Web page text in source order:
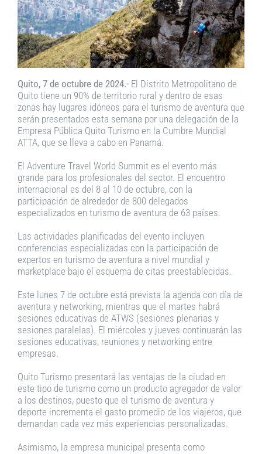
Quito, 7 de octubre de 2024.- El Distrito Metropolitano de
Quito tiene un 90% de territorio rural y dentro de esas
zonas hay lugares idóneos para el turismo de aventura que
serán presentados esta semana por una delegación de la
Empresa Pública Quito Turismo en la Cumbre Mundial
ATTA, que se lleva a cabo en Panamá.
El Adventure Travel World Summit es el evento más
grande para los profesionales del sector. El encuentro
internacional es del 8 al 10 de octubre, con la
participación de alrededor de 800 delegados
especializados en turismo de aventura de 63 países.
Las actividades planificadas del evento incluyen
conferencias especializadas con la participación de
expertos en turismo de aventura a nivel mundial y
marketplace bajo el esquema de citas preestablecidas.
Este lunes 7 de octubre está prevista la agenda con día de
aventura y networking, mientras que el martes habrá
sesiones educativas de ATWS (sesiones plenarias y
sesiones paralelas). El miércoles y jueves continuarán las
sesiones educativas, reuniones y networking entre
empresas.
Quito Turismo presentará las ventajas de la ciudad en
este tipo de turismo como un producto agregador de valor
a los destinos, puesto que el turismo de aventura y
deporte incrementa el gasto promedio de los viajeros, que
demandan cada vez más experiencias personalizadas.
Asimismo, la empresa municipal presenta como